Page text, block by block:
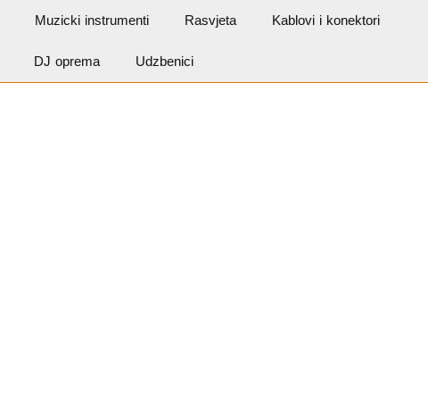
Muzicki instrumenti Rasvjeta Kablovi i konektori
DJ oprema Udzbenici